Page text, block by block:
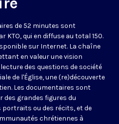
de 52 minutes sont
KTO, qui en diffuse au total 150.
sur Internet. La chaîne
en valeur une vision
des questions de société
de l'Église, une (re)découverte
Les documentaires sont
des grandes figures du
ou des récits, et de
chrétiennes à